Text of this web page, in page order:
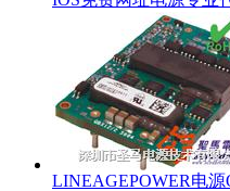
LINEAGEPOWER电